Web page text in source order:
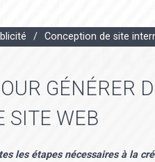
/ Conception de site
GÉNÉRER
SITE WEB
les étapes nécessaires à la